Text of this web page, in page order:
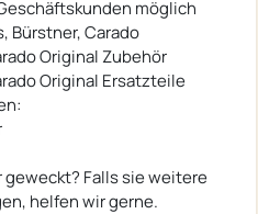
möglich
Bürstner, Carado
Original Zubehör
Original Ersatzteile
geweckt? Falls sie weitere
helfen wir gerne.